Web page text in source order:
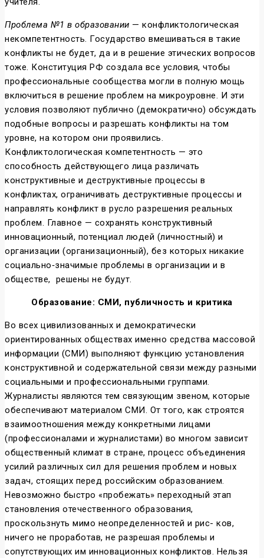
Проблема №1 в образовании — конфликтологическая
некомпетентность. Государство вмешиваться в такие
конфликты не будет, да и в решение этических вопросов
тоже. Конституция РФ создала все условия, чтобы
профессиональные сообщества могли в полную мощь
включиться в решение проблем на микроуровне. И эти
условия позволяют публично (демократично) обсуждать
подобные вопросы и разрешать конфликты на том
уровне, на котором они проявились.
Конфликтологическая компетентность — это
способность действующего лица различать
конструктивные и деструктивные процессы в
конфликтах, ограничивать деструктивные процессы и
направлять конфликт в русло разрешения реальных
проблем. Главное — сохранять конструктивный
инновационный, потенциал людей (личностный) и
организации (организационный), без которых никакие
социально‑значимые проблемы в организации и в
обществе, решены не будут.
Образование: СМИ, публичность и критика
Во всех цивилизованных и демократически
ориентированных обществах именно средства массовой
информации (СМИ) выполняют функцию установления
конструктивной и содержательной связи между разными
социальными и профессиональными группами.
Журналисты являются тем связующим звеном, которые
обеспечивают материалом СМИ. От того, как строятся
взаимоотношения между конкретными лицами
(профессионалами и журналистами) во многом зависит
общественный климат в стране, процесс объединения
усилий различных сил для решения проблем и новых
задач, стоящих перед российским образованием.
Невозможно быстро «пробежать» переходный этап
становления отечественного образования,
проскользнуть мимо неопределенностей и рис- ков,
ничего не проработав, не разрешая проблемы и
сопутствующих им инновационных конфликтов. Нельзя